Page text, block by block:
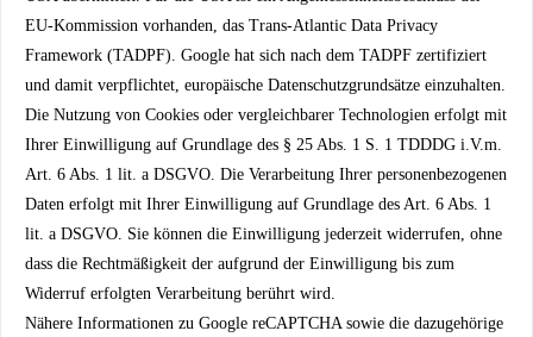
EU-Kommission vorhanden, das Trans-Atlantic Data Privacy
Framework (TADPF). Google hat sich nach dem TADPF zertifiziert
und damit verpflichtet, europäische Datenschutzgrundsätze einzuhalten.
Die Nutzung von Cookies oder vergleichbarer Technologien erfolgt mit
Ihrer Einwilligung auf Grundlage des § 25 Abs. 1 S. 1 TDDDG i.V.m.
Art. 6 Abs. 1 lit. a DSGVO. Die Verarbeitung Ihrer personenbezogenen
Daten erfolgt mit Ihrer Einwilligung auf Grundlage des Art. 6 Abs. 1
lit. a DSGVO. Sie können die Einwilligung jederzeit widerrufen, ohne
dass die Rechtmäßigkeit der aufgrund der Einwilligung bis zum
Widerruf erfolgten Verarbeitung berührt wird.
Nähere Informationen zu Google reCAPTCHA sowie die dazugehörige